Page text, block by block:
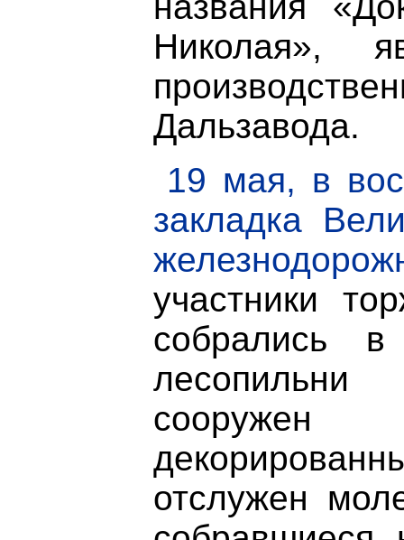
Николая»,
Дальзавода.
19 мая, в
закладка
участники
собрались
отслужен